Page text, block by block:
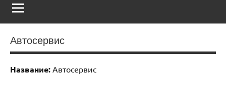
Автосервис
Название: Автосервис